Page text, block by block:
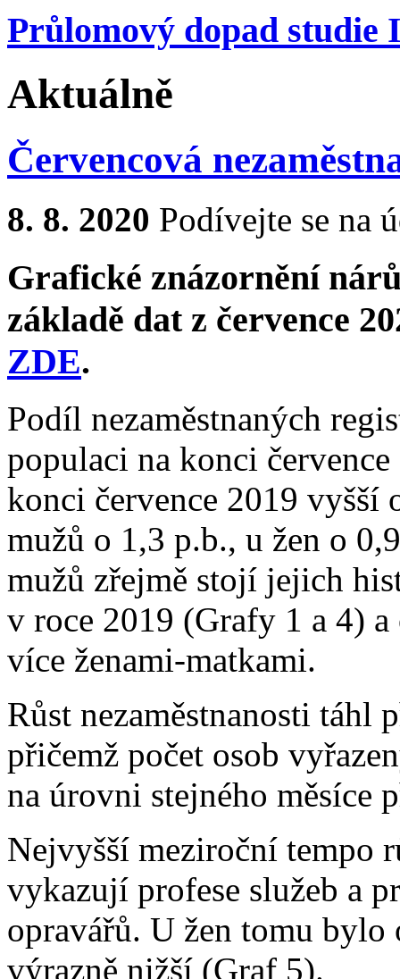
Průlomový dopad
Aktuálně
Červencová
8. 8. 2020 Podívejte se na
Grafické znázornění
základě dat z července
ZDE.
Podíl nezaměstnaných
populaci na konci
konci července 2019 vyšší
mužů o 1,3 p.b., u žen o
mužů zřejmě stojí jejich
v roce 2019 (Grafy 1 a 4)
více ženami-matkami.
Růst nezaměstnanosti táhl
přičemž počet osob
na úrovni stejného měsíce
Nejvyšší meziroční tempo
vykazují profese služeb a
opravářů. U žen tomu bylo
výrazně nižší (Graf 5).